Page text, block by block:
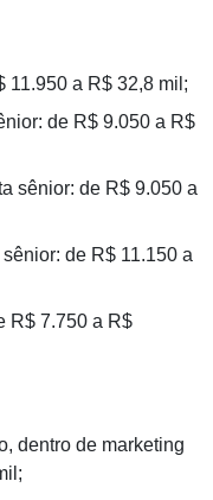
11.950 a R$ 32,8 mil;
de R$ 9.050 a R$
sênior: de R$ 9.050 a
de R$ 11.150 a
R$ 7.750 a R$
dentro de marketing